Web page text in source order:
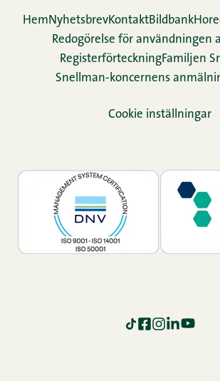
HemNyhetsbrevKontaktBildbank
Redogörelse för användningen
Re­gis­ter­för­teck­ningFamiljen
Snellman-koncernens
Cookie inställningar
TikTok
Facebook
Instagram
LinkedIn